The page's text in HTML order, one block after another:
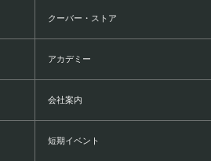
クーバー・ストア
アカデミー
会社案内
短期イベント